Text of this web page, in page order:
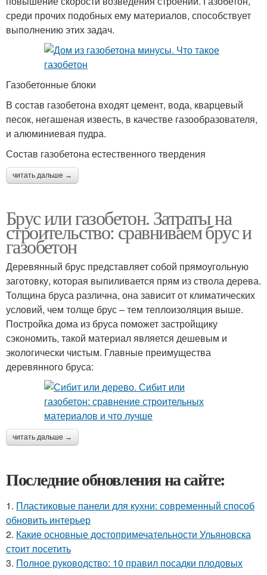
среди прочих подобных ему материалов, способствует
выполнению этих задач.
Газобетонные блоки
В состав газобетона входят цемент, вода, кварцевый
песок, негашеная известь, в качестве газообразователя,
и алюминиевая пудра.
Состав газобетона естественного твердения
читать дальше →
Брус или газобетон. Затраты на
строительство: сравниваем брус и
газобетон
Деревянный брус представляет собой прямоугольную
заготовку, которая выпиливается прям из ствола дерева.
Толщина бруса различна, она зависит от климатических
условий, чем толще брус – тем теплоизоляция выше.
Постройка дома из бруса поможет застройщику
сэкономить, такой материал является дешевым и
экологически чистым. Главные преимущества
деревянного бруса:
читать дальше →
Последние обновления на сайте:
1. Пластиковые панели для кухни: современный способ
обновить интерьер
2. Какие основные достопримечательности Ульяновска
стоит посетить
3. Полное руководство: 10 правил посадки плодовых